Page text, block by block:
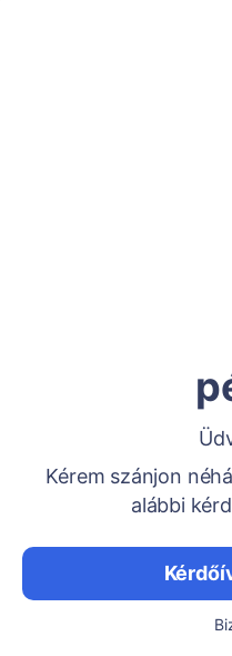
Kérem szánjon
alábbi